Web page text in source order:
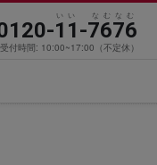
いい なむなむ
11-7676
受付時間: 10:00~17:00（不定休）